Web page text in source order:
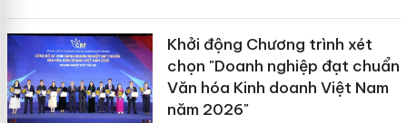
Khởi động Chương trình xét
chọn "Doanh nghiệp đạt chuẩn
Văn hóa Kinh doanh Việt Nam
năm 2026"